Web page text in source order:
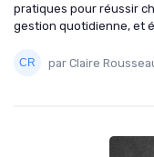
pratiques pour réussir
gestion quotidienne, et
par Claire